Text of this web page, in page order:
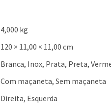
4,000 kg
120 × 11,00 × 11,00 cm
Branca, Inox, Prata, Preta,
Com maçaneta, Sem maçaneta
Direita, Esquerda